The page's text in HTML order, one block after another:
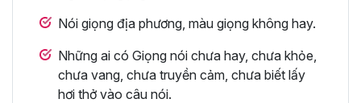
Nói giọng địa phương, màu giọng không hay.
Những ai có Giọng nói chưa hay, chưa khỏe,
chưa vang, chưa truyền cảm, chưa biết lấy
hơi thở vào câu nói.